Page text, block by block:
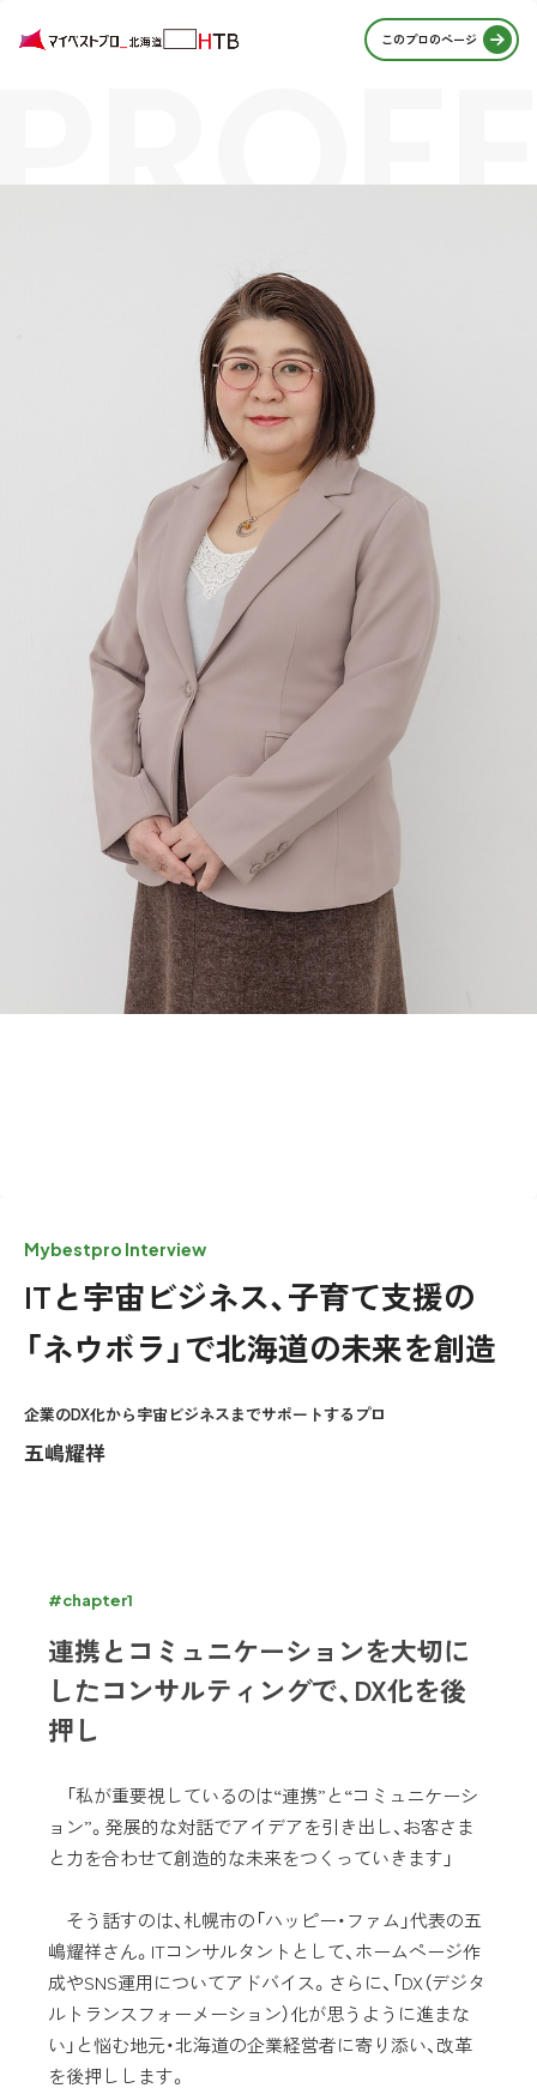
このプロのページ
Mybestpro Interview
ITと宇宙ビジネス、子育て支援の
「ネウボラ」で北海道の未来を創造
企業のDX化から宇宙ビジネスまでサポートするプロ
五嶋耀祥
#chapter1
連携とコミュニケーションを大切に
したコンサルティングで、DX化を後
押し
「私が重要視しているのは“連携”と“コミュニケーシ
ョン”。発展的な対話でアイデアを引き出し、お客さま
と力を合わせて創造的な未来をつくっていきます」
そう話すのは、札幌市の「ハッピー・ファム」代表の五
嶋耀祥さん。ITコンサルタントとして、ホームページ作
成やSNS運用についてアドバイス。さらに、「DX（デジタ
ルトランスフォーメーション）化が思うように進まな
い」と悩む地元・北海道の企業経営者に寄り添い、改革
を後押しします。